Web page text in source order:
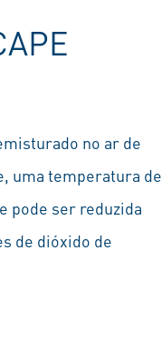
no ar de
uma temperatura de
pode ser reduzida
de dióxido de